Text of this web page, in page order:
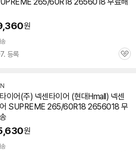
원
등록
관
이어(주) 넥센타이어 (현대Hmall) 넥센
SUPREME 265/60R18 2656018 무
원